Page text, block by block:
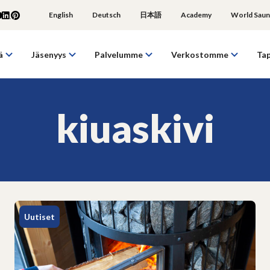
English Deutsch 日本語 Academy World
Jäsenyys Palvelumme Verkostomme
kiuaskivi
Uutiset